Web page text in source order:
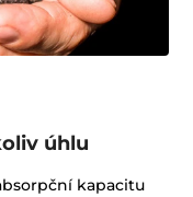
úhlu
kapacitu